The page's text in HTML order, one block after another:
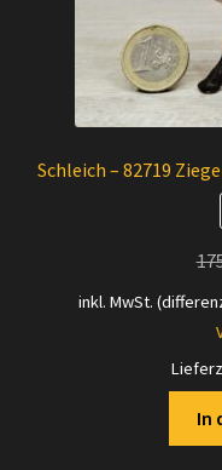
Schleich – 82719
inkl. MwSt.
In